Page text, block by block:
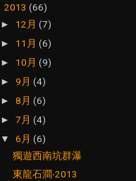
2013 (66)
► 12月(7)
► 11月(6)
► 10月(9)
►9月(4)
►8月(6)
►7月(4)
▼6月(6)
獨遊西南坑群瀑
東龍石澗‧2013